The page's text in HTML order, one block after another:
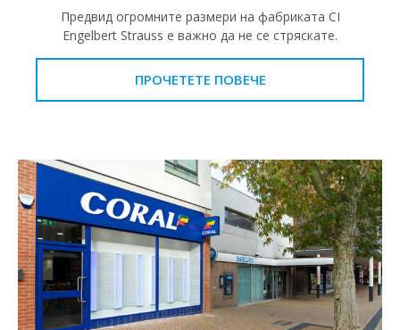
Предвид огромните размери на фабриката CI
Engelbert Strauss е важно да не се стряскате.
ПРОЧЕТЕТЕ ПОВЕЧЕ